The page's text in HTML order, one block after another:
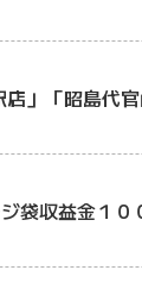
」「昭島代
袋収益金１